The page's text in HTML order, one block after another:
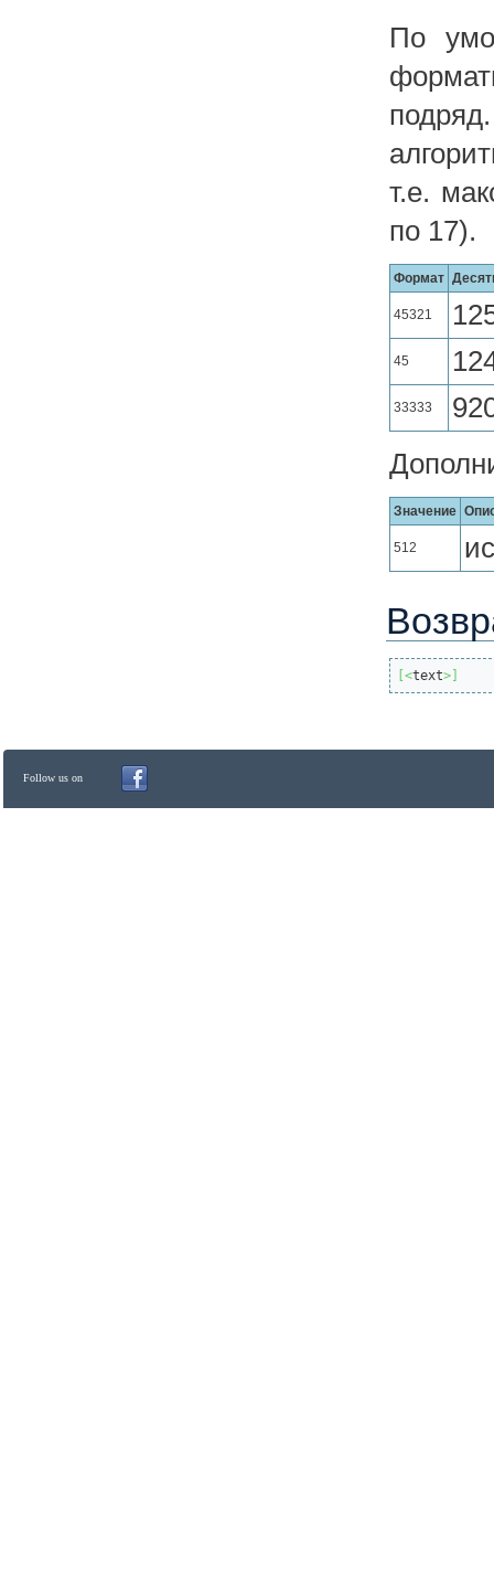
По
т.е.
по 17).
Формат
45321
45
33333
Значение
512
<text>
Follow us on